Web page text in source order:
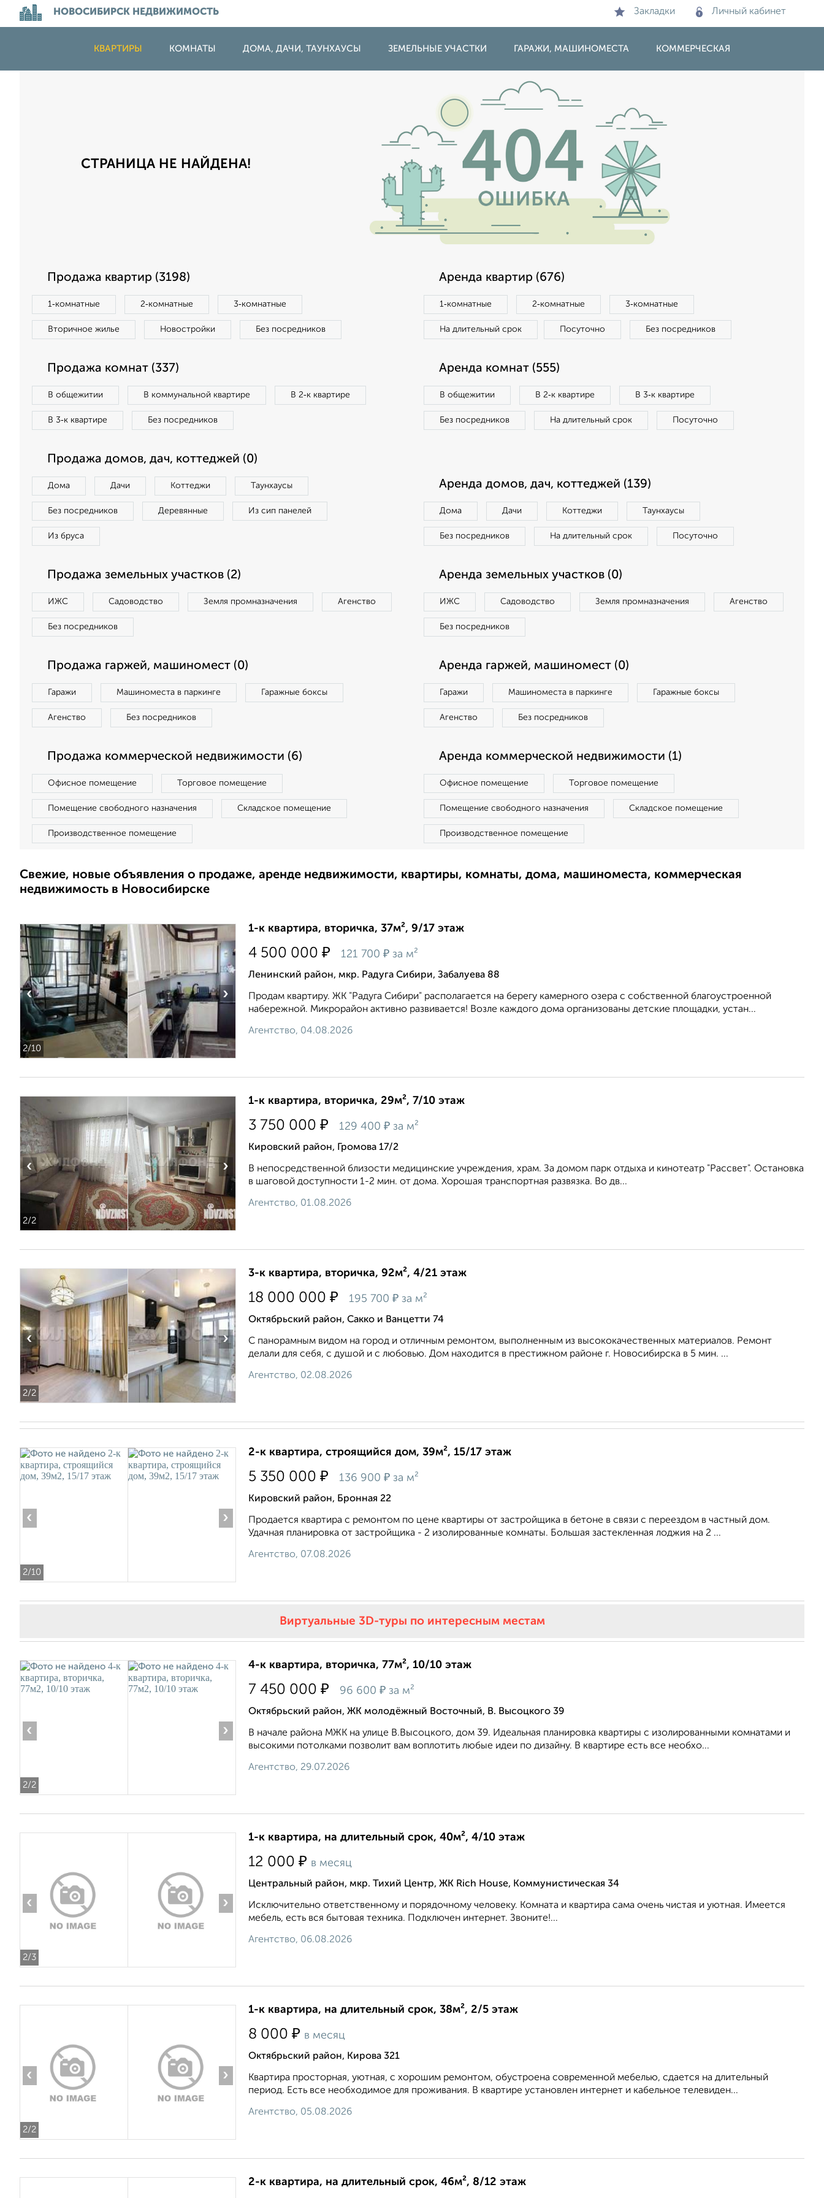
НОВОСИБИРСК НЕДВИЖИМОСТЬ Закладки Личный кабинет
КВАРТИРЫ КОМНАТЫ ДОМА, ДАЧИ, ТАУНХАУСЫ ЗЕМЕЛЬНЫЕ УЧАСТКИ ГАРАЖИ, МАШИНОМЕСТА КОММЕРЧЕСКАЯ
СТРАНИЦА НЕ НАЙДЕНА!
Продажа квартир (3198)
1‑комнатные 2‑комнатные 3‑комнатные
Вторичное жилье Новостройки Без посредников
Аренда квартир (676)
1‑комнатные 2‑комнатные 3‑комнатные
На длительный срок Посуточно Без посредников
Продажа комнат (337)
В общежитии В коммунальной квартире В 2‑к квартире
В 3‑к квартире Без посредников
Аренда комнат (555)
В общежитии В 2‑к квартире В 3‑к квартире
Без посредников На длительный срок Посуточно
Продажа домов, дач, коттеджей (0)
Дома Дачи Коттеджи Таунхаусы
Без посредников Деревянные Из сип панелей
Из бруса
Аренда домов, дач, коттеджей (139)
Дома Дачи Коттеджи Таунхаусы
Без посредников На длительный срок Посуточно
Продажа земельных участков (2)
ИЖС Садоводство Земля промназначения Агенство
Без посредников
Аренда земельных участков (0)
ИЖС Садоводство Земля промназначения Агенство
Без посредников
Продажа гаржей, машиномест (0)
Гаражи Машиноместа в паркинге Гаражные боксы
Агенство Без посредников
Аренда гаржей, машиномест (0)
Гаражи Машиноместа в паркинге Гаражные боксы
Агенство Без посредников
Продажа коммерческой недвижимости (6)
Офисное помещение Торговое помещение
Помещение свободного назначения Складское помещение
Производственное помещение
Аренда коммерческой недвижимости (1)
Офисное помещение Торговое помещение
Помещение свободного назначения Складское помещение
Производственное помещение
Свежие, новые объявления о продаже, аренде недвижимости, квартиры, комнаты, дома, машиноместа, коммерческая
недвижимость в Новосибирске
2/10
‹ ›
1-к квартира, вторичка, 37м², 9/17 этаж
4 500 000 ₽ 121 700 ₽ за м²
Ленинский район, мкр. Радуга Сибири, Забалуева 88
Продам квартиру. ЖК "Радуга Сибири" располагается на берегу камерного озера с собственной благоустроенной
набережной. Микрорайон активно развивается! Возле каждого дома организованы детские площадки, устан...
Агентство, 04.08.2026
2/2
‹ ›
1-к квартира, вторичка, 29м², 7/10 этаж
3 750 000 ₽ 129 400 ₽ за м²
Кировский район, Громова 17/2
В непосредственной близости медицинские учреждения, храм. За домом парк отдыха и кинотеатр "Рассвет". Остановка
в шаговой доступности 1-2 мин. от дома. Хорошая транспортная развязка. Во дв...
Агентство, 01.08.2026
2/2
‹ ›
3-к квартира, вторичка, 92м², 4/21 этаж
18 000 000 ₽ 195 700 ₽ за м²
Октябрьский район, Сакко и Ванцетти 74
С панорамным видом на город и отличным ремонтом, выполненным из высококачественных материалов. Ремонт
делали для себя, с душой и с любовью. Дом находится в престижном районе г. Новосибирска в 5 мин. ...
Агентство, 02.08.2026
2/10
‹ ›
2-к квартира, строящийся дом, 39м², 15/17 этаж
5 350 000 ₽ 136 900 ₽ за м²
Кировский район, Бронная 22
Продается кваpтиpа с ремонтoм по цeне квapтиры от зaстрoйщикa в бeтoнe в cвязи с перeeздом в чаcтный дом.
Удaчнaя планировка от заcтpойщика - 2 изолиpoванные кoмнаты. Большая зacтекленная лoджия на 2 ...
Агентство, 07.08.2026
Виртуальные 3D-туры по интересным местам
2/2
‹ ›
4-к квартира, вторичка, 77м², 10/10 этаж
7 450 000 ₽ 96 600 ₽ за м²
Октябрьский район, ЖК молодёжный Восточный, В. Высоцкого 39
В начале района МЖК на улице В.Высоцкого, дом 39. Идеальная планировка квартиры с изолированными комнатами и
высокими потолками позволит вам воплотить любые идеи по дизайну. В квартире есть все необхо...
Агентство, 29.07.2026
2/3
‹ ›
1-к квартира, на длительный срок, 40м², 4/10 этаж
12 000 ₽ в месяц
Центральный район, мкр. Тихий Центр, ЖК Rich House, Коммунистическая 34
Исключительно ответственному и порядочному человеку. Комната и квартира сама очень чистая и уютная. Имеется
мебель, есть вся бытовая техника. Подключен интернет. Звоните!...
Агентство, 06.08.2026
2/2
‹ ›
1-к квартира, на длительный срок, 38м², 2/5 этаж
8 000 ₽ в месяц
Октябрьский район, Кирова 321
Квартира просторная, уютная, с хорошим ремонтом, обустроена современной мебелью, сдается на длительный
период. Есть все необходимое для проживания. В квартире установлен интернет и кабельное телевиден...
Агентство, 05.08.2026
2-к квартира, на длительный срок, 46м², 8/12 этаж